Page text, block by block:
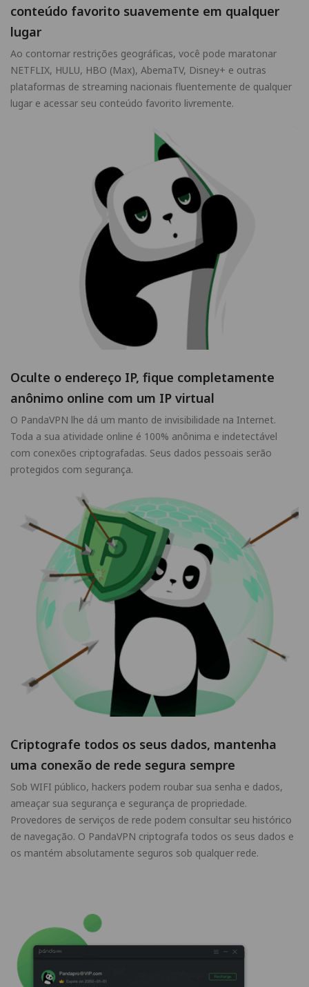
conteúdo favorito suavemente em qualquer
lugar
Ao contornar restrições geográficas, você pode maratonar
NETFLIX, HULU, HBO (Max), AbemaTV, Disney+ e outras
plataformas de streaming nacionais fluentemente de qualquer
lugar e acessar seu conteúdo favorito livremente.
Oculte o endereço IP, fique completamente
anônimo online com um IP virtual
O PandaVPN lhe dá um manto de invisibilidade na Internet.
Toda a sua atividade online é 100% anônima e indetectável
com conexões criptografadas. Seus dados pessoais serão
protegidos com segurança.
Criptografe todos os seus dados, mantenha
uma conexão de rede segura sempre
Sob WIFI público, hackers podem roubar sua senha e dados,
ameaçar sua segurança e segurança de propriedade.
Provedores de serviços de rede podem consultar seu histórico
de navegação. O PandaVPN criptografa todos os seus dados e
os mantém absolutamente seguros sob qualquer rede.